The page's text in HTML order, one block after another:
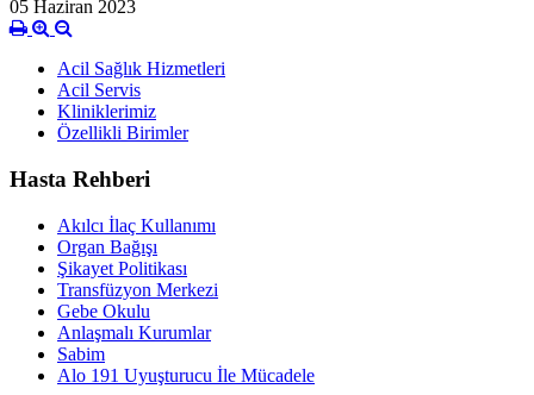
05 Haziran 2023
Acil Sağlık Hizmetleri
Acil Servis
Kliniklerimiz
Özellikli Birimler
Hasta Rehberi
Akılcı İlaç Kullanımı
Organ Bağışı
Şikayet Politikası
Transfüzyon Merkezi
Gebe Okulu
Anlaşmalı Kurumlar
Sabim
Alo 191 Uyuşturucu İle Mücadele